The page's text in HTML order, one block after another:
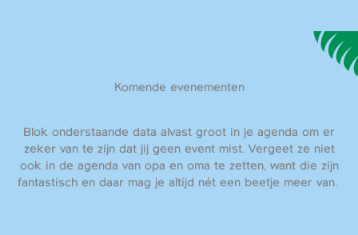
Komende evenementen
Blok onderstaande data alvast groot in je agenda om er
zeker van te zijn dat jij geen event mist. Vergeet ze niet
ook in de agenda van opa en oma te zetten, want die zijn
fantastisch en daar mag je altijd nét een beetje meer van.